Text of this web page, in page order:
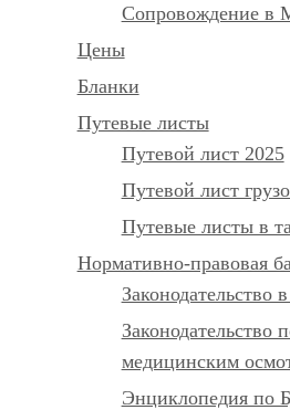
Сопровождение
Цены
Бланки
Путевые листы
Путевой лист 2025
Путевой лист
Путевые листы в
Нормативно-правовая
Законодательство
Законодательство
медицинским
Энциклопедия по